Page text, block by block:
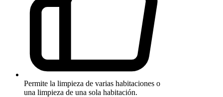
Permite la limpieza de varias habitaciones o
una limpieza de una sola habitación.